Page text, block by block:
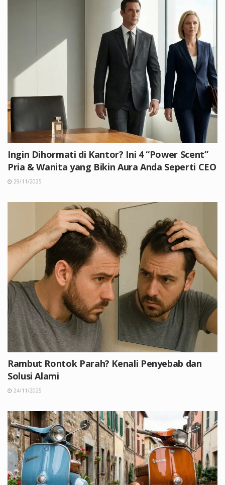
Ingin Dihormati di Kantor? Ini 4 “Power Scent”
Pria & Wanita yang Bikin Aura Anda Seperti CEO
29/11/2025
Rambut Rontok Parah? Kenali Penyebab dan
Solusi Alami
24/11/2025